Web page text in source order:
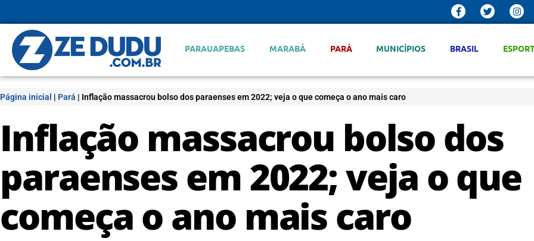
PARAUAPEBAS MARABÁ PARÁ MUNICÍPIOS BRASIL
Página inicial | Pará | Inflação massacrou bolso dos paraenses em 2022; veja o que começa o ano mais caro
Inflação massacrou bolso dos
paraenses em 2022; veja o que
começa o ano mais caro